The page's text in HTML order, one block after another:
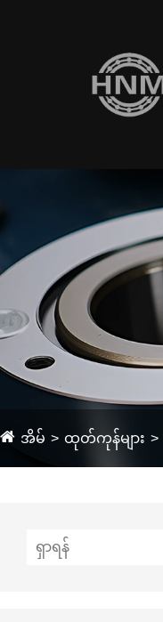
အိမ် ထုတ်ကုန်များ